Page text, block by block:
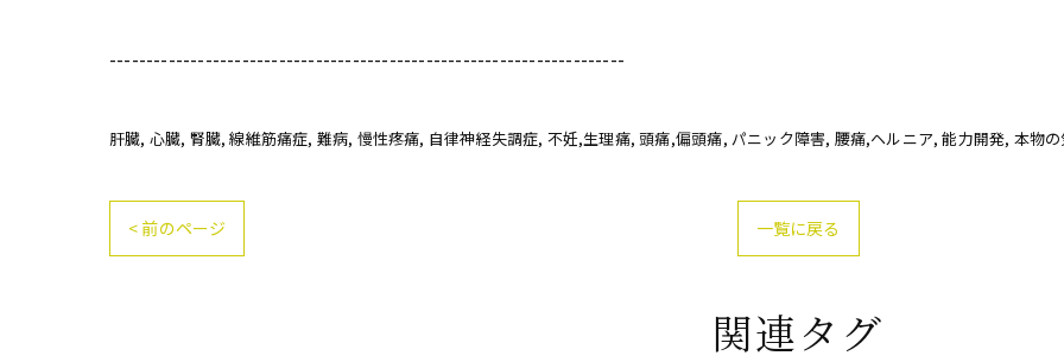
----------------------------------------------------------------------
肝臓 心臓 腎臓 線維筋痛症 難病 慢性疼痛 自律神経失調症 不妊,生理痛 頭痛,偏頭痛 パニック障害 腰痛,ヘルニア 能力開発 本物
< 前のページ 一覧に戻る
関連タグ